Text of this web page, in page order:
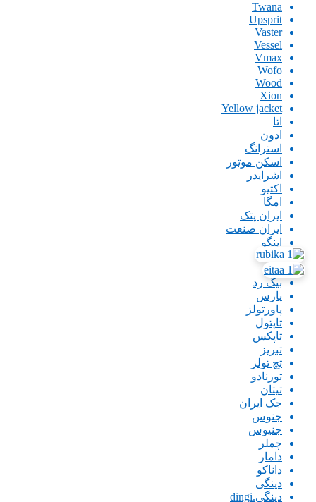
Twana
Upsprit
Vaster
Vessel
Vmax
Wofo
Wood
Xion
Yellow jacket
اتا
ادون
استرانگ
اسکن موتور
اشرایدر
اکتیو
امگا
ایران پتک
ایران صنعت
اینگو
باس
بتا
بیگ رد
پارس
پاورتولز
تاپتول
تاپکس
تبریز
تچ تولز
تورنادو
تیتان
جک ایران
جنوس
جنیوس
چملر
دامار
داناکو
دینگی
دینگی.dingi